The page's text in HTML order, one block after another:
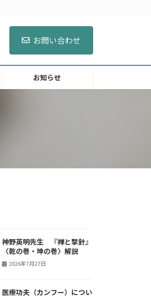
お問い合わせ
お知らせ
神野英明先生 『禅と撃針』
〈乾の巻・坤の巻〉解説
2026年7月27日
医療功夫（カンフー）につい